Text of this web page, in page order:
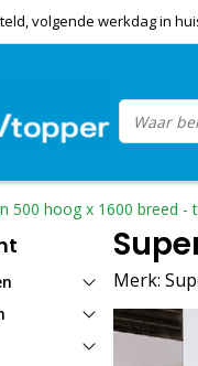
volgende werkdag in
500 hoog x 1600 breed -
Merk: